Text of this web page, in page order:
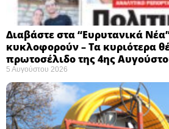
Διαβάστε στα “Ευρυτανικά
κυκλοφορούν – Τα κυριότερα
πρωτοσέλιδο της 4ης
5 Αυγούστου 2026